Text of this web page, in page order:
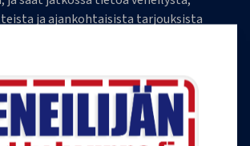
ja ajankohtaisista tarjouksista
milloin tahansa.
Tilaa uutiskirje